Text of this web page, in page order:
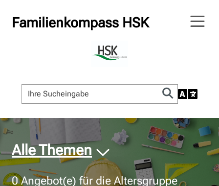
Familienkompass HSK
© Bildnachweis
Alle Themen
0Angebot(e) für die Altersgruppe